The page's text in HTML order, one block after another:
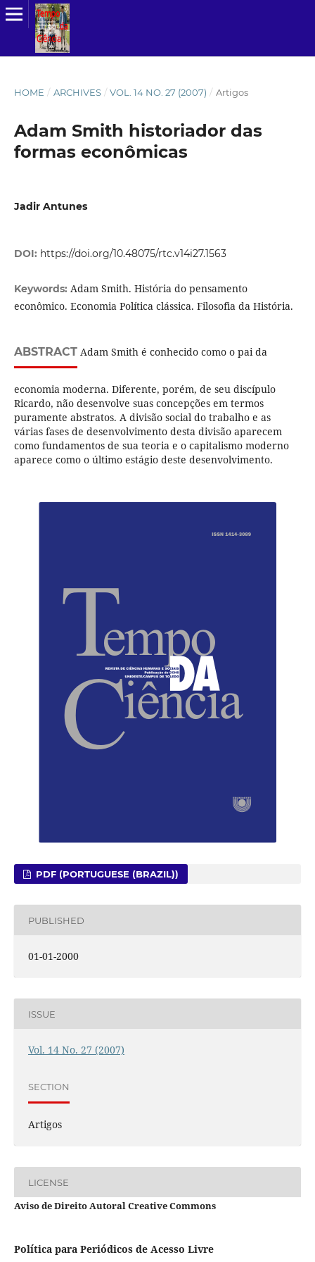
HOME / ARCHIVES / VOL. 14 NO. 27 (2007) / Artigos
Adam Smith historiador das
formas econômicas
Jadir Antunes
DOI: https://doi.org/10.48075/rtc.v14i27.1563
Keywords: Adam Smith. História do pensamento
econômico. Economia Política clássica. Filosofia da História.
ABSTRACTAdam Smith é conhecido como o pai da
economia moderna. Diferente, porém, de seu discípulo
Ricardo, não desenvolve suas concepções em termos
puramente abstratos. A divisão social do trabalho e as
várias fases de desenvolvimento desta divisão aparecem
como fundamentos de sua teoria e o capitalismo moderno
aparece como o último estágio deste desenvolvimento.
PDF (PORTUGUESE (BRAZIL))
PUBLISHED
01-01-2000
ISSUE
Vol. 14 No. 27 (2007)
SECTION
Artigos
LICENSE
Aviso de Direito Autoral Creative Commons
Política para Periódicos de Acesso Livre